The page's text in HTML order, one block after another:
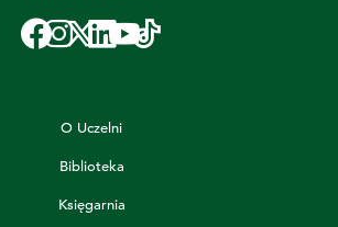
O Uczelni
Biblioteka
Księgarnia